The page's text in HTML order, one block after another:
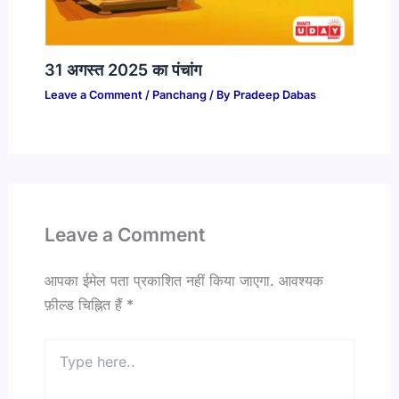
31 अगस्त 2025 का पंचांग​
Leave a Comment / Panchang/ By Pradeep Dabas
Leave a Comment
आपका ईमेल पता प्रकाशित नहीं किया जाएगा. आवश्यक
फ़ील्ड चिह्नित हैं *
here..